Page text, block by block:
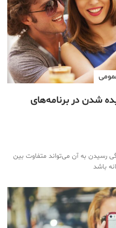
شدن در برنامه‌های
رسیدن به آن می‌تواند متفاوت بین
باشد